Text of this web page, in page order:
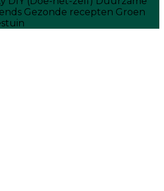
Gezonde recepten Groen